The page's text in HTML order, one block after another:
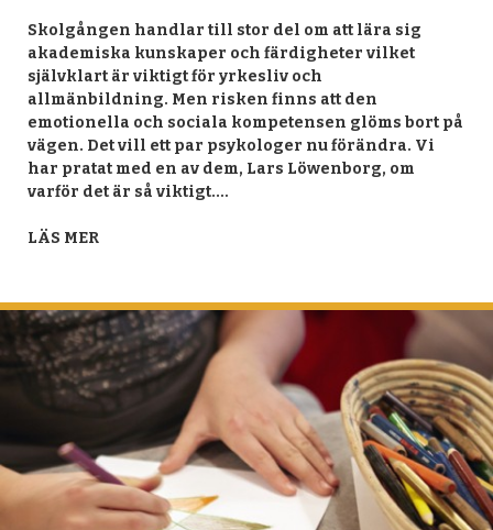
Skolgången handlar till stor del om att lära sig
akademiska kunskaper och färdigheter vilket
självklart är viktigt för yrkesliv och
allmänbildning. Men risken finns att den
emotionella och sociala kompetensen glöms bort på
vägen. Det vill ett par psykologer nu förändra. Vi
har pratat med en av dem, Lars Löwenborg, om
varför det är så viktigt.…
LÄS MER